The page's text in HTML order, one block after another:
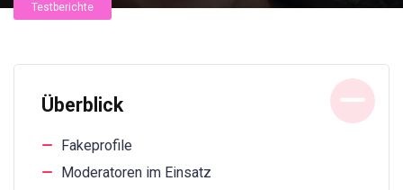
Testberichte
Überblick
Fakeprofile
Moderatoren im Einsatz